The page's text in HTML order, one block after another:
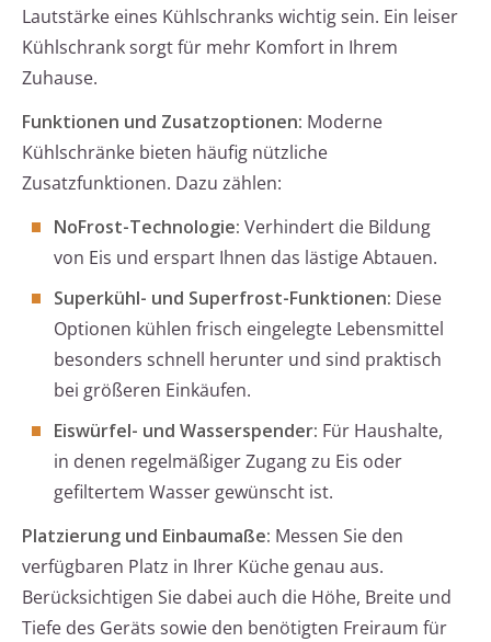
Lautstärke eines Kühlschranks wichtig sein. Ein leiser
Kühlschrank sorgt für mehr Komfort in Ihrem
Zuhause.
Funktionen und Zusatzoptionen: Moderne
Kühlschränke bieten häufig nützliche
Zusatzfunktionen. Dazu zählen:
NoFrost-Technologie: Verhindert die Bildung
von Eis und erspart Ihnen das lästige Abtauen.
Superkühl- und Superfrost-Funktionen: Diese
Optionen kühlen frisch eingelegte Lebensmittel
besonders schnell herunter und sind praktisch
bei größeren Einkäufen.
Eiswürfel- und Wasserspender: Für Haushalte,
in denen regelmäßiger Zugang zu Eis oder
gefiltertem Wasser gewünscht ist.
Platzierung und Einbaumaße: Messen Sie den
verfügbaren Platz in Ihrer Küche genau aus.
Berücksichtigen Sie dabei auch die Höhe, Breite und
Tiefe des Geräts sowie den benötigten Freiraum für